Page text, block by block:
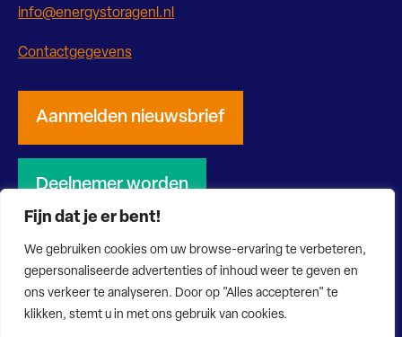
Fijn dat je er bent!
We gebruiken cookies om uw browse-ervaring te verbeteren,
gepersonaliseerde advertenties of inhoud weer te geven en
ons verkeer te analyseren. Door op "Alles accepteren" te
klikken, stemt u in met ons gebruik van cookies.
info@energystoragenl.nl
Contactgegevens
Aanmelden nieuwsbrief
Deelnemer worden
© 2026 Energy Storage NL Privacy verklaring